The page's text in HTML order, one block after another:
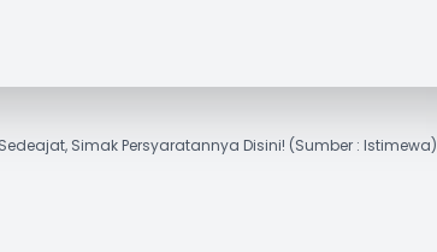
Simak Persyaratannya Disini! (Sumber : Istimewa)